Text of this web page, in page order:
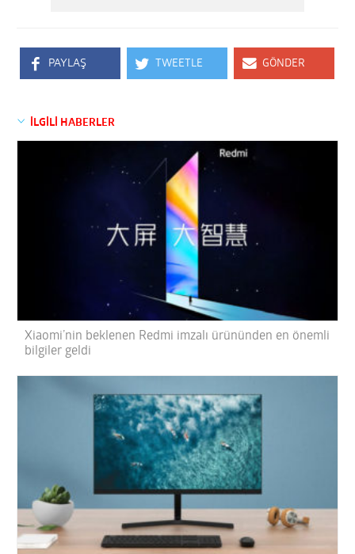
PAYLAŞ TWEETLE GÖNDER
İLGİLİ HABERLER
Xiaomi’nin beklenen Redmi imzalı ürününden en önemli
bilgiler geldi